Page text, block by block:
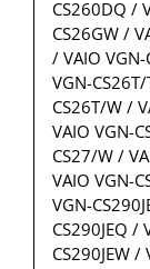
CS260DQ /
CS26GW /
/ VAIO
VGN-
CS26T/W /
VAIO VGN-
CS27/W /
VAIO VGN-
VGN-
CS290JEQ /
CS290JEW /